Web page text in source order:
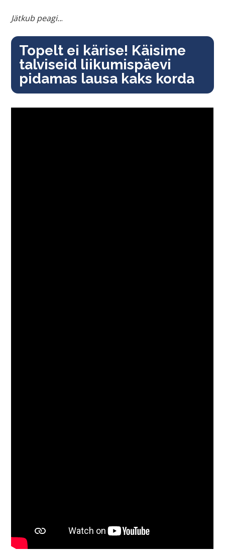
Jätkub peagi...
Topelt ei kärise! Käisime
talviseid liikumispäevi
pidamas lausa kaks korda